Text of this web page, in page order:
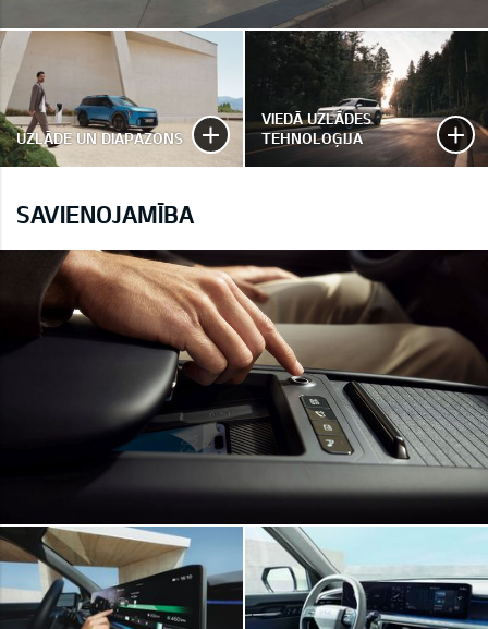
UZLĀDE UN DIAPAZONS
VIEDĀ UZLĀDES
TEHNOLOĢIJA
SAVIENOJAMĪBA